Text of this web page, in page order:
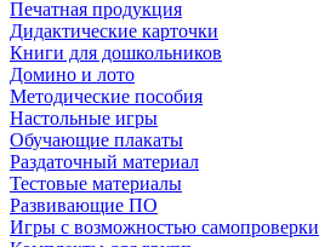
Печатная продукция
Дидактические карточки
Книги для дошкольников
Домино и лото
Методические пособия
Настольные игры
Обучающие плакаты
Раздаточный материал
Тестовые материалы
Развивающие ПО
Игры с возможностью самопроверки